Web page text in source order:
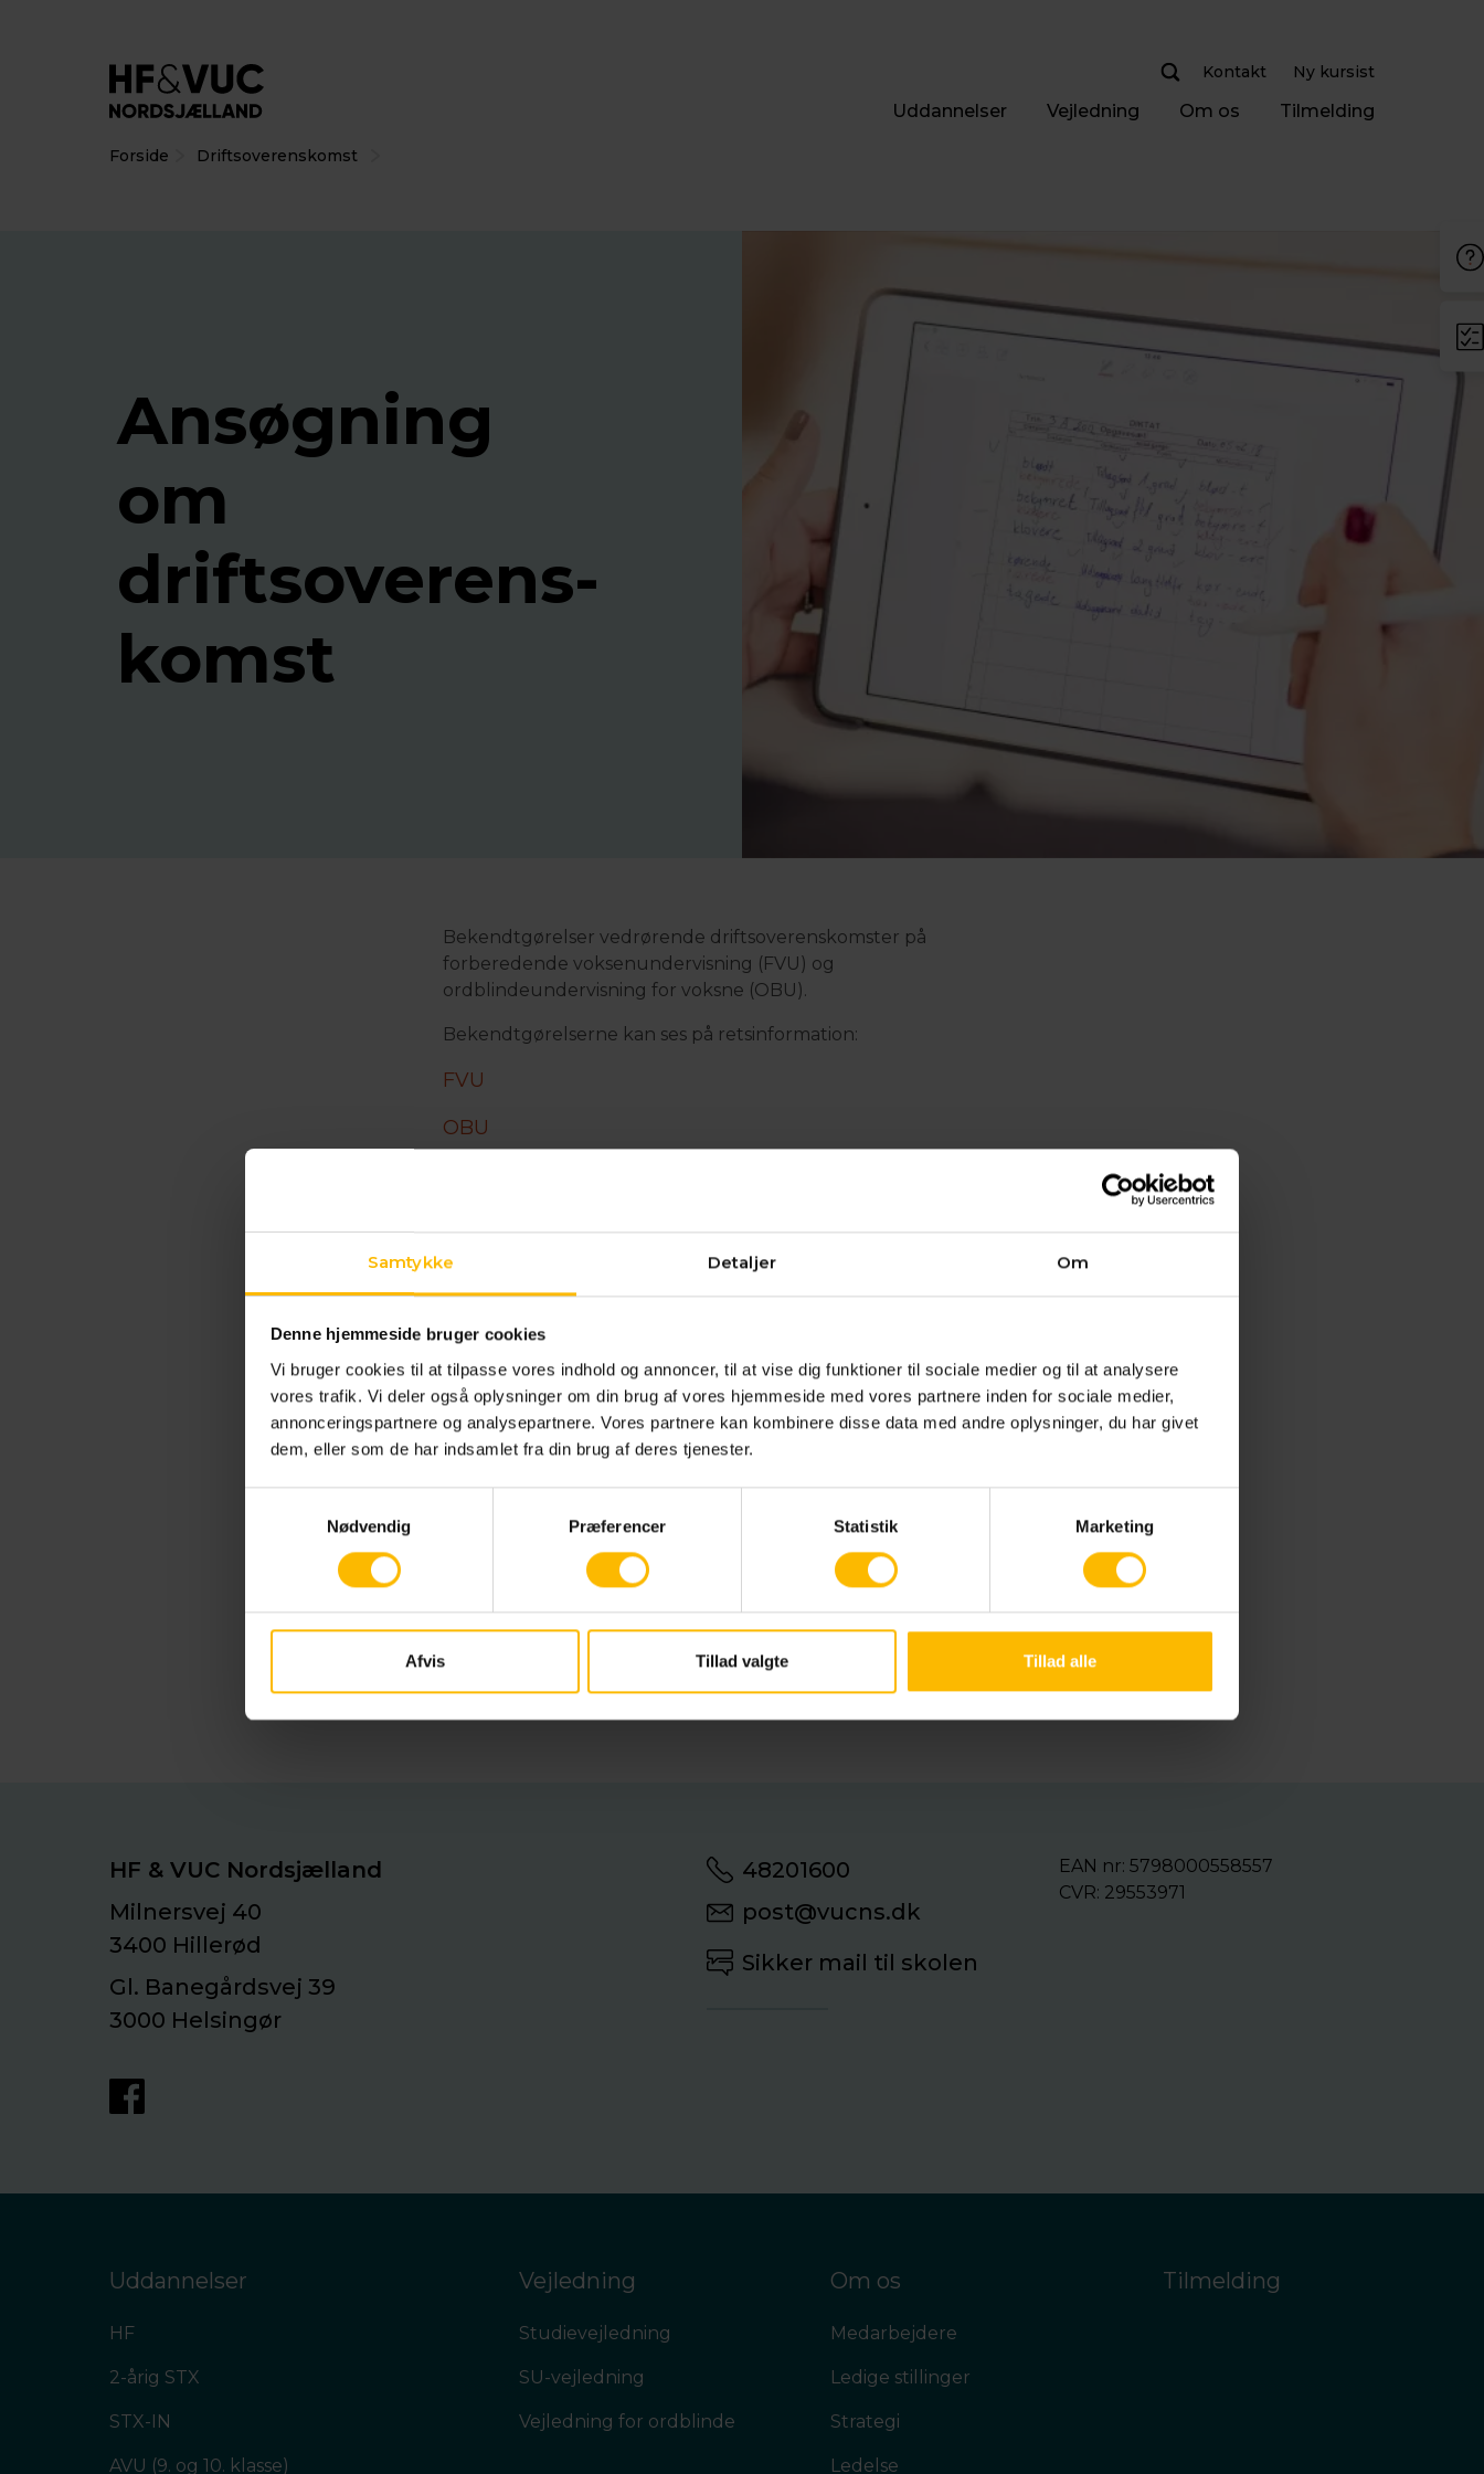
Samtykke Detaljer Om
Denne hjemmeside bruger cookies
Vi bruger cookies til at tilpasse vores indhold og annoncer, til at vise dig funktioner til sociale medier og til at analysere
vores trafik. Vi deler også oplysninger om din brug af vores hjemmeside med vores partnere inden for sociale medier,
annonceringspartnere og analysepartnere. Vores partnere kan kombinere disse data med andre oplysninger, du har givet
dem, eller som de har indsamlet fra din brug af deres tjenester.
Nødvendig
Præferencer Statistik Marketing
Afvis Tillad valgte Tillad alle
Kontakt Ny kursist
Uddannelser Vejledning Om os Tilmelding
Forside Driftsoverenskomst
Ansøgning
om
driftsoverens­
komst
Bekendtgørelser vedrørende driftsoverenskomster på
forberedende voksenundervisning (FVU) og
ordblindeundervisning for voksne (OBU).
Bekendtgørelserne kan ses på retsinformation:
FVU
OBU
bekendtgørelsens liste over mulige driftsoverenskomstparter, ret
til at ansøge om driftsoverenskomst.
Den ansøgende institution skal sandsynliggøre, at den kan opnå en
årlig minimumsaktivitet på 5 henholdsvis 2 årskursister for FVU og
OBU, for at have ret til driftsoverenskomst.
Ved udformningen af en ansøgning skal der anvendes det af
styrelsen udarbejdede ansøgningsskema. Ansøgningen sendes til
HF & VUC Nordsjælland Trine Larsentrl@vucns.dk
Driftsoverenskomst om udbud af OBU – marts 2021
Driftsoverenskomst om udbud af FVU – marts 2021
Ansøgning om driftsoverenskomst for OBU – marts 2021
Ansøgning om driftsoverenskomst for FVU – marts 2021
HF & VUC Nordsjælland
Milnersvej 40
3400 Hillerød
Gl. Banegårdsvej 39
3000 Helsingør
48201600
post@vucns.dk
Sikker mail til skolen
EAN nr: 5798000558557
CVR: 29553971
Uddannelser
HF
2-årig STX
STX-IN
AVU (9. og 10. klasse)
Vejledning
Studievejledning
SU-vejledning
Vejledning for ordblinde
Om os
Medarbejdere
Ledige stillinger
Strategi
Ledelse
Tilmelding